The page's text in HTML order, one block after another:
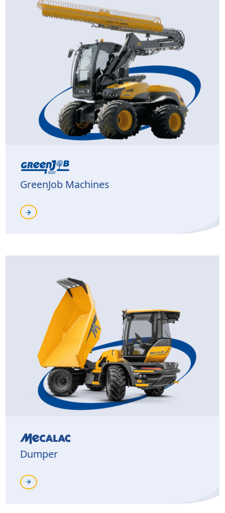
GreenJob Machines
Dumper